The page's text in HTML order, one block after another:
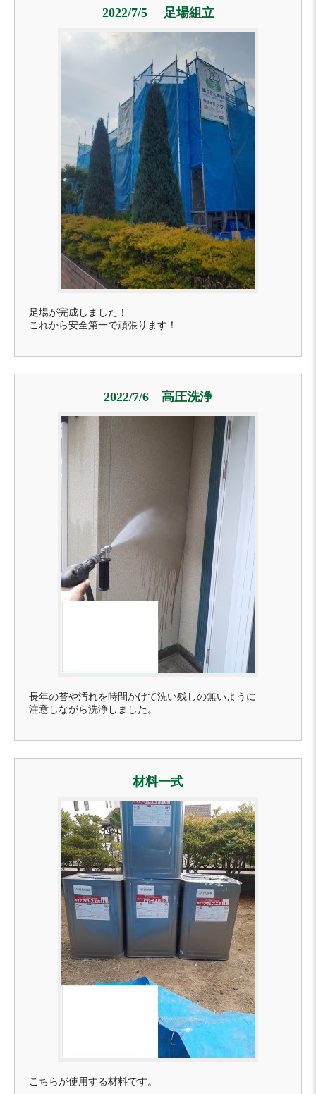
2022/7/5 足場組立
足場が完成しました！
これから安全第一で頑張ります！
2022/7/6 高圧洗浄
長年の苔や汚れを時間かけて洗い残しの無いように
注意しながら洗浄しました。
材料一式
こちらが使用する材料です。